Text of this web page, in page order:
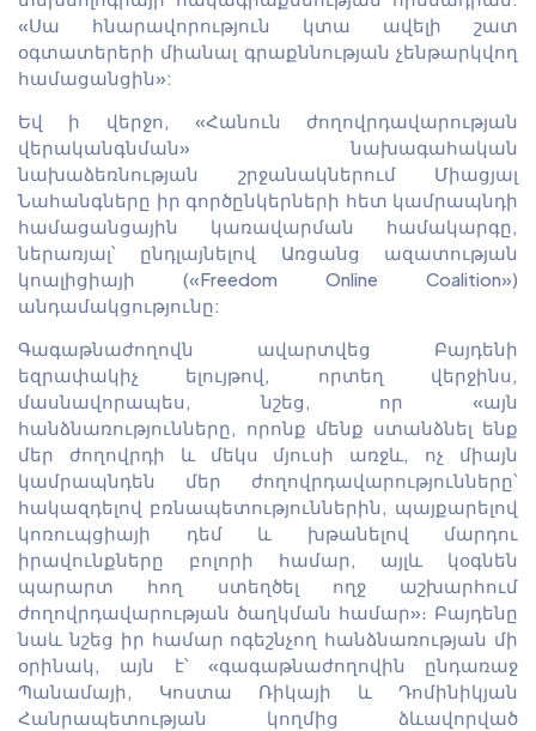
«Սա հնարավորություն կտա ավելի շատ
օգտատերերի միանալ գրաքննության չենթարկվող
համացանցին»:
Եվ ի վերջո, «Հանուն ժողովրդավարության
վերականգնման» նախագահական
նախաձեռնության շրջանակներում Միացյալ
Նահանգները իր գործընկերների հետ կամրապնդի
համացանցային կառավարման համակարգը,
ներառյալ՝ ընդլայնելով Առցանց ազատության
կոալիցիայի («Freedom Online Coalition»)
անդամակցությունը:
Գագաթնաժողովն ավարտվեց Բայդենի
եզրափակիչ ելույթով, որտեղ վերջինս,
մասնավորապես, նշեց, որ «այն
հանձնառությունները, որոնք մենք ստանձնել ենք
մեր ժողովրդի և մեկս մյուսի առջև, ոչ միայն
կամրապնդեն մեր ժողովրդավարությունները՝
հակազդելով բռնապետություններին, պայքարելով
կոռուպցիայի դեմ և խթանելով մարդու
իրավունքները բոլորի համար, այլև կօգնեն
պարարտ հող ստեղծել ողջ աշխարհում
ժողովրդավարության ծաղկման համար»։ Բայդենը
նաև նշեց իր համար ոգեշնչող հանձնառության մի
օրինակ, այն է՝ «գագաթնաժողովին ընդառաջ
Պանամայի, Կոստա Ռիկայի և Դոմինիկյան
Հանրապետության կողմից ձևավորված